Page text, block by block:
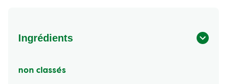
Ingrédients
non classés